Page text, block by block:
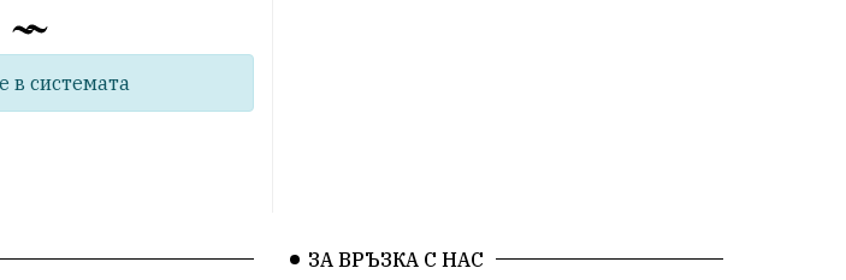
в системата
ЗА ВРЪЗКА С НАС